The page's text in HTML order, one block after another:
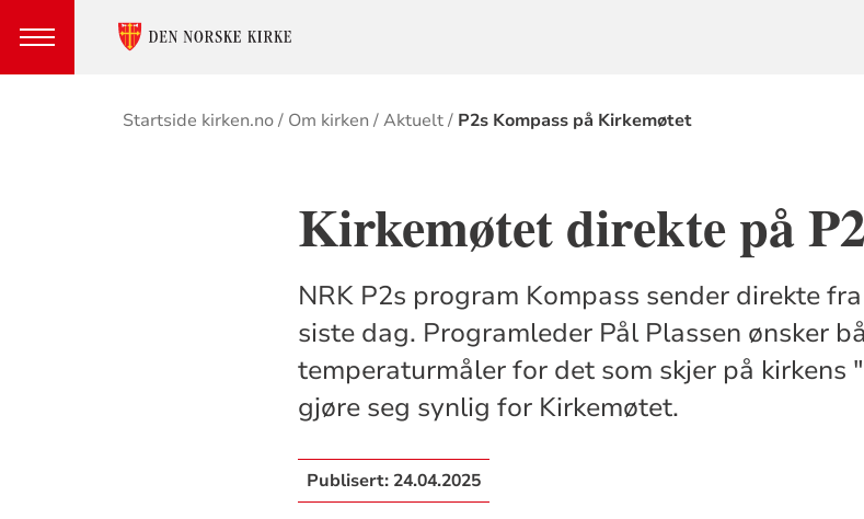
Brødsmulesti
Startside kirken.no Om kirken Aktuelt P2s Kompass på Kirkemøtet
Kirkemøtet direkte på
NRK P2s program Kompass sender direkte
siste dag. Programleder Pål Plassen ønsker
temperaturmåler for det som skjer på
gjøre seg synlig for Kirkemøtet.
Publisert: 24.04.2025